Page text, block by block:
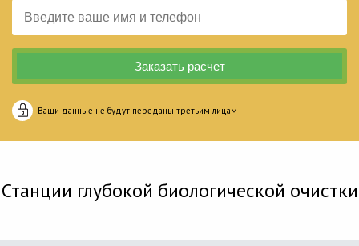
Ваши данные не будут переданы третьим лицам
Станции глубокой биологической очистки